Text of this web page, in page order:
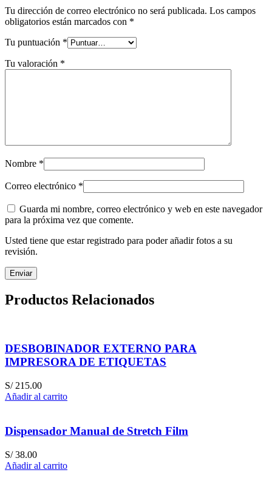
Tu dirección de correo electrónico no será publicada. Los campos
obligatorios están marcados con *
Tu puntuación *
Tu valoración *
Nombre *
Correo electrónico *
Guarda mi nombre, correo electrónico y web en este navegador
para la próxima vez que comente.
Usted tiene que estar registrado para poder añadir fotos a su
revisión.
Productos Relacionados
DESBOBINADOR EXTERNO PARA
IMPRESORA DE ETIQUETAS
S/215.00
Añadir al carrito
Dispensador Manual de Stretch Film
S/38.00
Añadir al carrito